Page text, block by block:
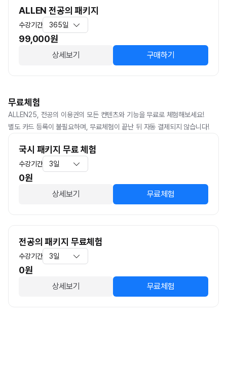
ALLEN 전공의 패키지
수강기간 365일
99,000원
상세보기 구매하기
무료체험
ALLEN25, 전공의 이용권의 모든 컨텐츠와 기능을 무료로 체험해보세요!
별도 카드 등록이 불필요하며, 무료체험이 끝난 뒤 자동 결제되지 않습니다!
국시 패키지 무료 체험
수강기간 3일
0원
상세보기 무료체험
전공의 패키지 무료체험
수강기간 3일
0원
상세보기 무료체험